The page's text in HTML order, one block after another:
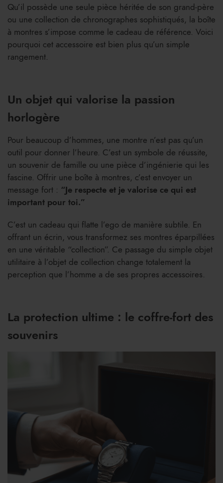
Qu’il possède une seule pièce héritée de son grand-père
ou une collection de chronographes sophistiqués, la boîte
à montres s’impose comme le cadeau de référence. Voici
pourquoi cet accessoire est bien plus qu’un simple
rangement.
Un objet qui valorise la passion
horlogère
Pour beaucoup d’hommes, une montre n’est pas qu’un
outil pour donner l’heure. C’est un symbole de réussite,
un souvenir de famille ou une pièce d’ingénierie qui les
fascine. Offrir une boîte à montres, c’est envoyer un
message fort : “Je respecte et je valorise ce qui est
important pour toi.”
C’est un cadeau qui flatte l’ego de manière subtile. En
offrant un écrin, vous transformez ses montres éparpillées
en une véritable “collection”. Ce passage du simple objet
utilitaire à l’objet de collection change totalement la
perception que l’homme a de ses propres accessoires.
La protection ultime : le coffre-fort des
souvenirs